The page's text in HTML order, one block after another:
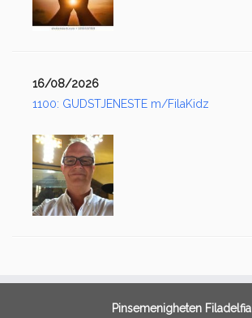
16/08/2026
1100: GUDSTJENESTE m/FilaKidz
Pinsemenigheten Filadelfia